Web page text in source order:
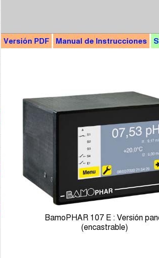
Versión PDF Manual de Instrucciones
BamoPHAR 107 E : Versión
(encastrable)